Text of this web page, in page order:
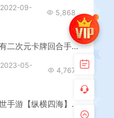
2022-09-
5,868
稀有二次元卡牌回合手游【堕落女神之机元魔狼内购版】最新整理Linux手工服务端+GM授权后台+CDK福利后台+自定义英雄+安卓+详细搭建教程
2023-05-
4,767
传世手游【纵横四海】最新整理Linux手工服务端+安卓+GM后台+详细搭建教程